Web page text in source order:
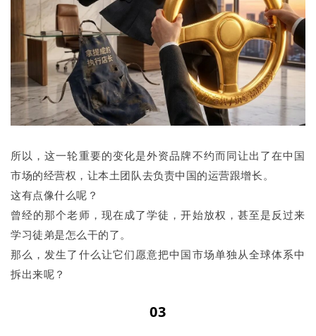
所以，这一轮重要的变化是外资品牌不约而同让出了在中国
市场的经营权，让本土团队去负责中国的运营跟增长。
这有点像什么呢？
曾经的那个老师，现在成了学徒，开始放权，甚至是反过来
学习徒弟是怎么干的了。
那么，发生了什么让它们愿意把中国市场单独从全球体系中
拆出来呢？
03